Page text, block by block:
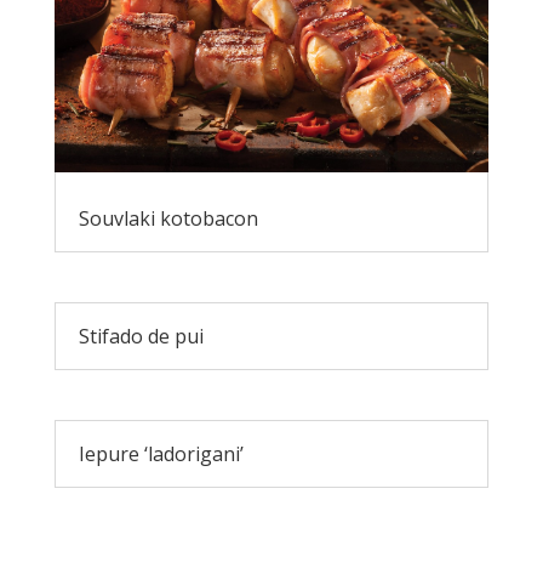
Souvlaki kotobacon
Stifado de pui
Iepure ‘ladorigani’